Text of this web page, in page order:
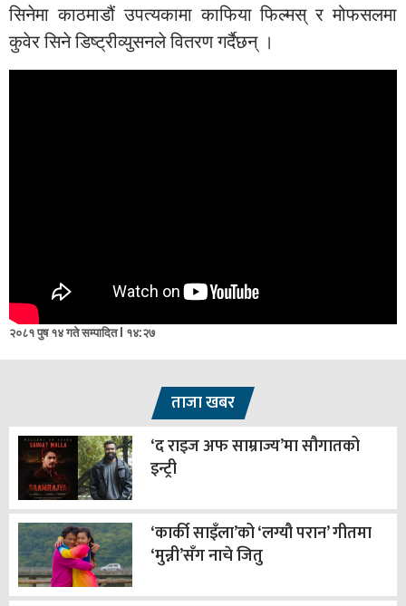
सिनेमा काठमाडौं उपत्यकामा काफिया फिल्मस् र मोफसलमा
कुवेर सिने डिष्ट्रीव्युसनले वितरण गर्दैछन् ।
२०८१ पुष १४ गते सम्पादित l १४:२७
ताजा खबर
‘द राइज अफ साम्राज्य’मा सौगातको
इन्ट्री
‘कार्की साइँला’को ‘लग्यौ परान’ गीतमा
‘मुन्नी’सँग नाचे जितु